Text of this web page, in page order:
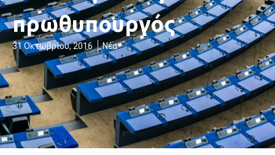
πρωθυπουργός
31 Οκτωβρίου, 2016 Νέα